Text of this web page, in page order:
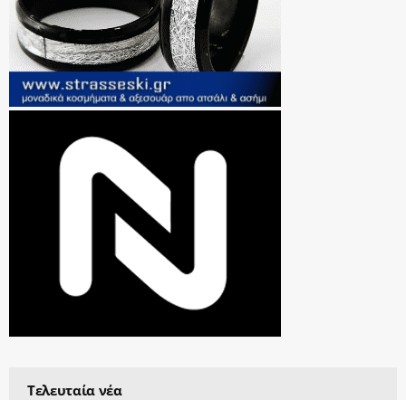
Τελευταία νέα